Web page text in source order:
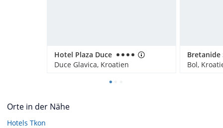
Hotel Plaza Duce
Duce Glavica, Kroatien
Bol,
Orte in der Nähe
Hotels Tkon